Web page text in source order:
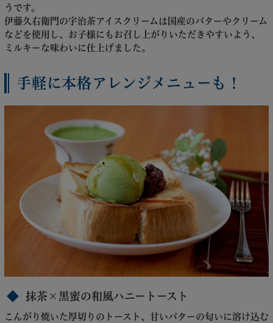
うです。
伊藤久右衛門の宇治茶アイスクリームは国産のバターやクリーム
などを使用し、お子様にもお召し上がりいただきやすいよう、
ミルキーな味わいに仕上げました。
手軽に本格アレンジメニューも！
抹茶×黒蜜の和風ハニートースト
こんがり焼いた厚切りのトースト、甘いバターの匂いに溶け込む